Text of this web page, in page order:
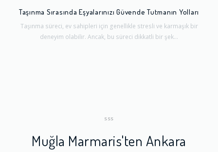
Taşınma Sırasında Eşyalarınızı Güvende Tutmanın Yolları
Taşınma süreci, ev sahipleri için genellikle stresli ve karmaşık bir
deneyim olabilir. Ancak, bu süreci dikkatli bir şek...
SSS
Muğla Marmaris'ten Ankara